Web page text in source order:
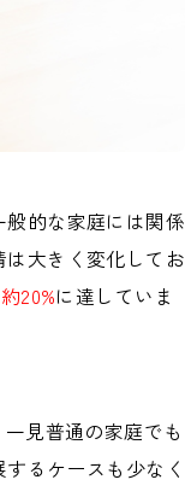
的な家庭には関係
大きく変化してお
20%に達していま
見普通の家庭でも
するケースも少なく